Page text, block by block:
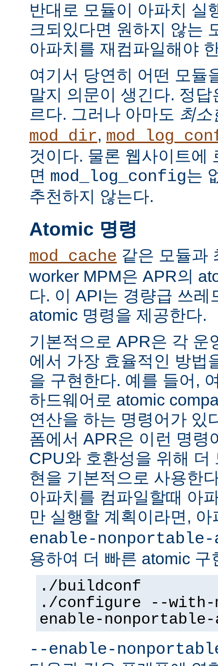
반대로 모듈이 아파치 실
크되있다면 원하지 않는
아파치를 재컴파일해야
여기서 당연히 어떤 모듈
말지 의문이 생긴다. 정
르다. 그러나 아마도 최소
mod_dir,
것이다. 물론 웹사이트에
면 mod_log_config는
추천하지 않는다.
Atomic 명령
mod_cache 같은 모듈과
worker MPM은 APR의
다. 이 API는 경량급 쓰레
atomic 명령을 제공한다.
기본적으로 APR은 각 운
에서 가장 효율적인 방법
을 구현한다. 예를 들어,
하드웨어로 atomic
연산을 하는 명령어가 있
폼에서 APR은 이런 명령
CPU와 호환성을 위해 더
현을 기본적으로 사용한
아파치를 컴파일할때 아
만 실행할 계획이라면,
enable-nonportable-
용하여 더 빠른 atomic
./buildconf
./configure --with-
enable-nonportable-
--enable-